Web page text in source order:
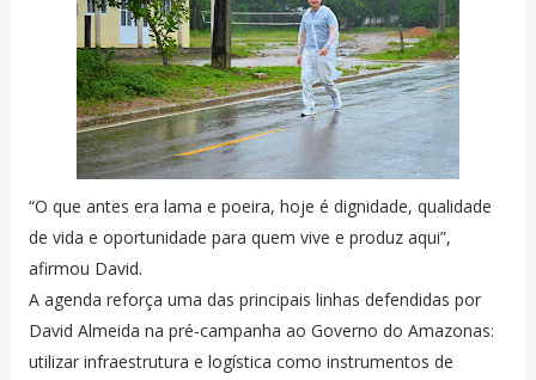
“O que antes era lama e poeira, hoje é dignidade, qualidade
de vida e oportunidade para quem vive e produz aqui”,
afirmou David.
A agenda reforça uma das principais linhas defendidas por
David Almeida na pré-campanha ao Governo do Amazonas:
utilizar infraestrutura e logística como instrumentos de